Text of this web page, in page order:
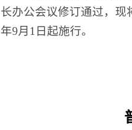
长办公会议修订通过，现
年9月1日起施行。